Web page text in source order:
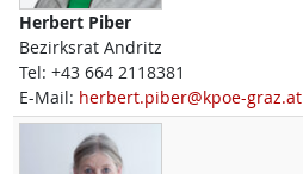
Herbert Piber
Bezirksrat Andritz
Tel: +43 664 2118381
E-Mail: herbert.piber@kpoe-graz.at